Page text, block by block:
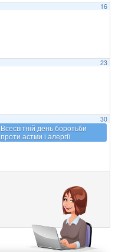
16
23
30
Всесвітній день боротьби
проти астми і алергії